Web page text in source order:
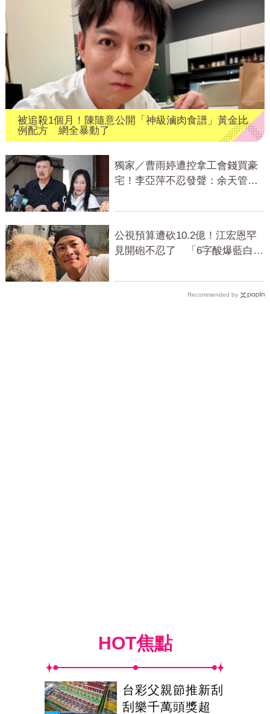
被追殺1個月！陳隨意公開「神級滷肉食譜」黃金比
例配方 網全暴動了
獨家／曹雨婷遭控拿工會錢買豪
宅！李亞萍不忍發聲：余天管工
公視預算遭砍10.2億！江宏恩罕
見開砲不忍了 「6字酸爆藍白」
Recommended by
HOT焦點
台彩父親節推新刮
刮樂千萬頭獎超